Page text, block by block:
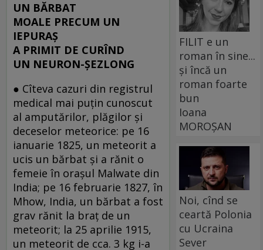
UN BĂRBAT
MOALE PRECUM UN
IEPURAŞ
A PRIMIT DE CURÎND
UN NEURON-ŞEZLONG
● Cîteva cazuri din registrul
medical mai puţin cunoscut
al amputărilor, plăgilor şi
deceselor meteorice: pe 16
ianuarie 1825, un meteorit a
ucis un bărbat şi a rănit o
femeie în oraşul Malwate din
India; pe 16 februarie 1827, în
Mhow, India, un bărbat a fost
grav rănit la braţ de un
meteorit; la 25 aprilie 1915,
un meteorit de cca. 3 kg i-a
FILIT e un
roman în sine...
și încă un
roman foarte
bun
Ioana
MOROȘAN
Noi, cînd se
ceartă Polonia
cu Ucraina
Sever